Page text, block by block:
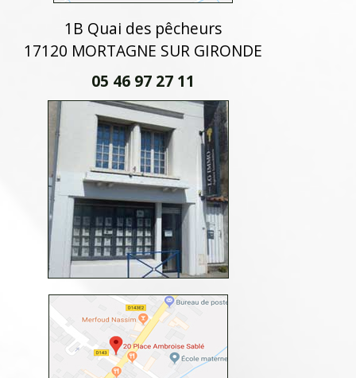
1B Quai des pêcheurs
17120 MORTAGNE SUR GIRONDE
05 46 97 27 11